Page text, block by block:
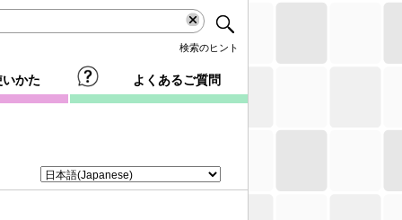
検索のヒント
かた よくあるご質問